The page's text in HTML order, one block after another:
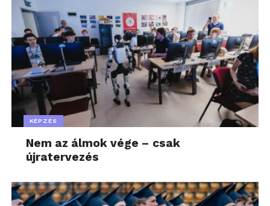
KÉPZÉS
Nem az álmok vége – csak
újratervezés